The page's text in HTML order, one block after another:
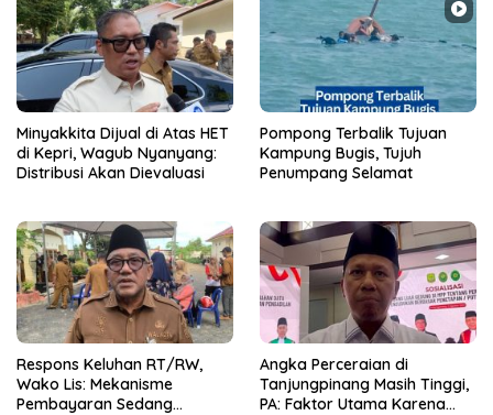
Minyakkita Dijual di Atas HET
di Kepri, Wagub Nyanyang:
Distribusi Akan Dievaluasi
Pompong Terbalik Tujuan
Kampung Bugis, Tujuh
Penumpang Selamat
‎Respons Keluhan RT/RW,
Wako Lis: Mekanisme
Pembayaran Sedang
Angka Perceraian di
Tanjungpinang Masih Tinggi,
PA: Faktor Utama Karena